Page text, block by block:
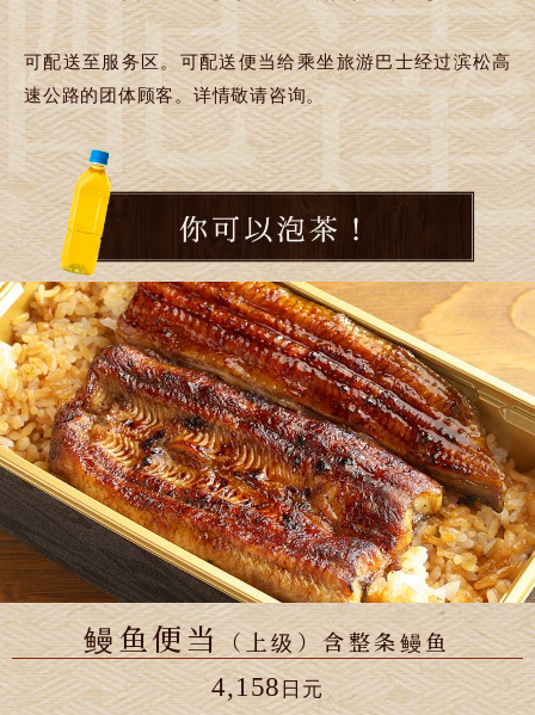
可配送至服务区。可配送便当给乘坐旅游巴士经过滨松高
速公路的团体顾客。详情敬请咨询。
鳗鱼便当（上级）含整条鳗鱼
4,158日元